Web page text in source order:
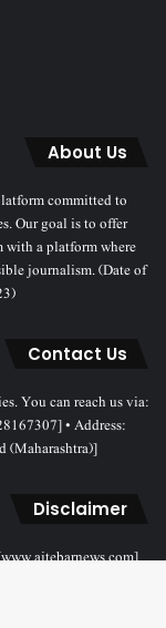
About Us
committed to
Our goal is to offer
with a platform where
journalism. (Date of
Contact Us
You can reach us via:
• Address:
(Maharashtra)]
Disclaimer